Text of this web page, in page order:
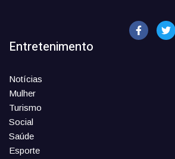
Entretenimento
Notícias
Mulher
Turismo
Social
Saúde
Esporte